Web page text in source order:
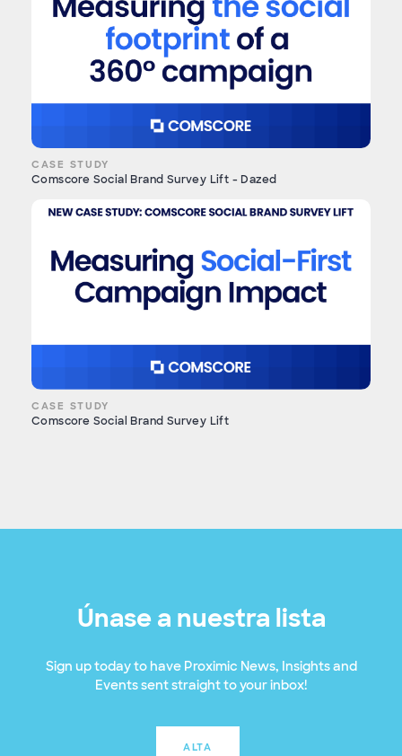
CASE STUDY
Comscore Social Brand Survey Lift - Dazed
CASE STUDY
Comscore Social Brand Survey Lift
Únase a nuestra lista
Sign up today to have Proximic News, Insights and
Events sent straight to your inbox!
ALTA